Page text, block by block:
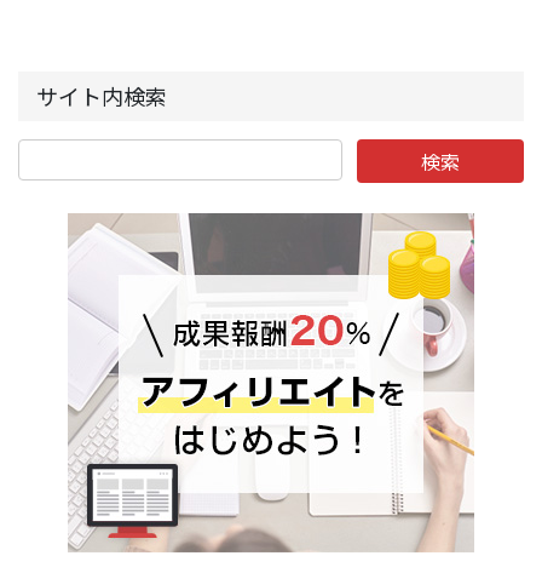
サイト内検索